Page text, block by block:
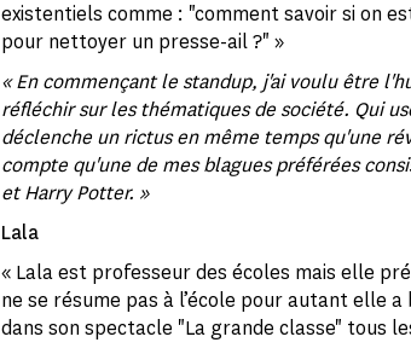
existentiels comme : "comment savoir si on
pour nettoyer un presse-ail ?" »
« En commençant le standup, j'ai voulu être
réfléchir sur les thématiques de société. Qui
déclenche un rictus en même temps qu'une
compte qu'une de mes blagues préférées
et Harry Potter. »
Lala
« Lala est professeur des écoles mais elle
ne se résume pas à l’école pour autant elle
dans son spectacle "La grande classe" tous